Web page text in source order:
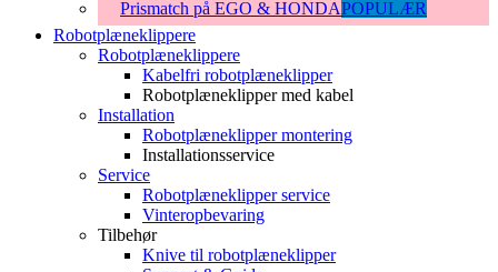
Prismatch på EGO & HONDAPOPULÆR
Robotplæneklippere
Robotplæneklippere
Kabelfri robotplæneklipper
Robotplæneklipper med kabel
Installation
Robotplæneklipper montering
Installationsservice
Service
Robotplæneklipper service
Vinteropbevaring
Tilbehør
Knive til robotplæneklipper